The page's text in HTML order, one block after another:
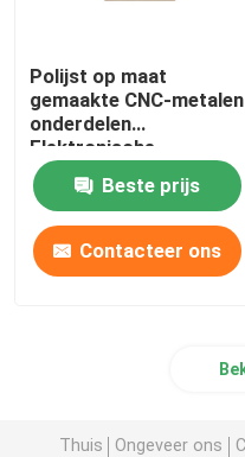
Polijst op maat
gemaakte CNC-metalen
onderdelen
Elektronische
componenten
Beste prijs
Contacteer ons
Thuis Ongeveer ons